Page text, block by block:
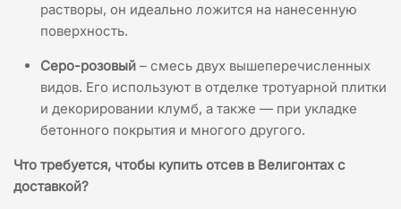
растворы, он идеально ложится на нанесенную
поверхность.
Серо-розовый – смесь двух вышеперечисленных
видов. Его используют в отделке тротуарной плитки
и декорировании клумб, а также — при укладке
бетонного покрытия и многого другого.
Что требуется, чтобы купить отсев в Велигонтах с
доставкой?